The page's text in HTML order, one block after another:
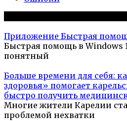
Приложение Быстрая
Быстрая помощь в Windows
понятный
Больше времени для себя:
здоровья» помогает
быстро получить
Многие жители Карелии
проблемой нехватки